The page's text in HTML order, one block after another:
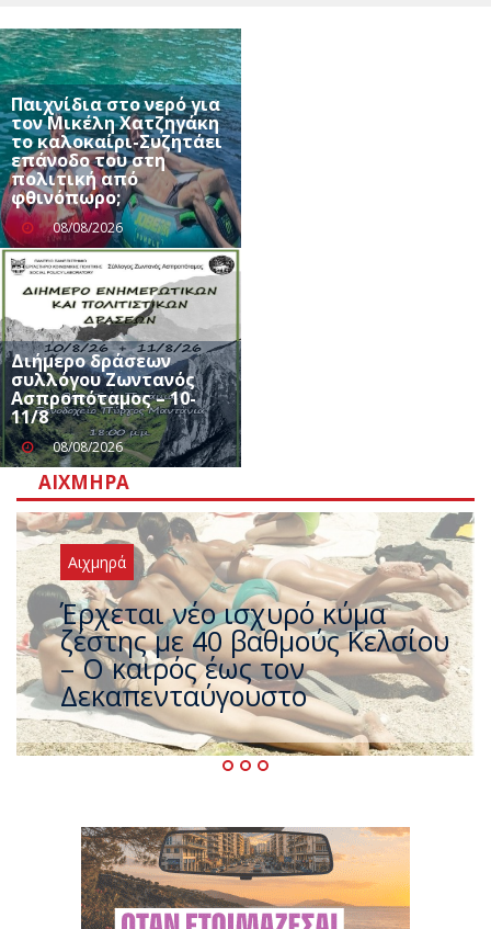
Παιχνίδια στο νερό για
τον Μικέλη Χατζηγάκη
το καλοκαίρι-Συζητάει
επάνοδο του στη
πολιτική από
φθινόπωρο;
08/08/2026
Διήμερο δράσεων
συλλόγου Ζωντανός
Ασπροπόταμος – 10-
11/8
08/08/2026
ΑΙΧΜΗΡΆ
Αιχμηρά
Άφαντος ο Τσίπρας… την ώρα
που η χώρα καίγεται